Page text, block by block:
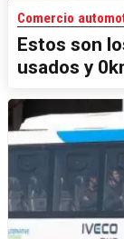
Comercio
Estos son
usados y